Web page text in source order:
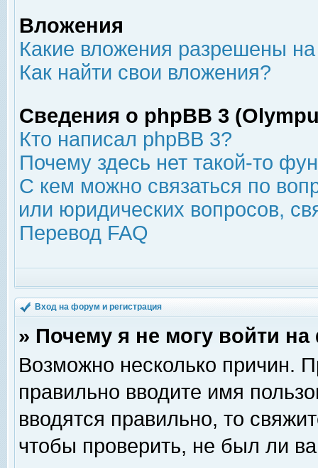
Вложения
Какие вложения разрешены
Как найти свои вложения?
Сведения о phpBB 3
Кто написал phpBB 3?
Почему здесь нет такой-то
С кем можно связаться по
или юридических вопросов,
Перевод FAQ
Вход на форум и регистрация
» Почему я не могу войти
Возможно несколько причин.
правильно вводите имя
вводятся правильно, то
чтобы проверить, не был ли